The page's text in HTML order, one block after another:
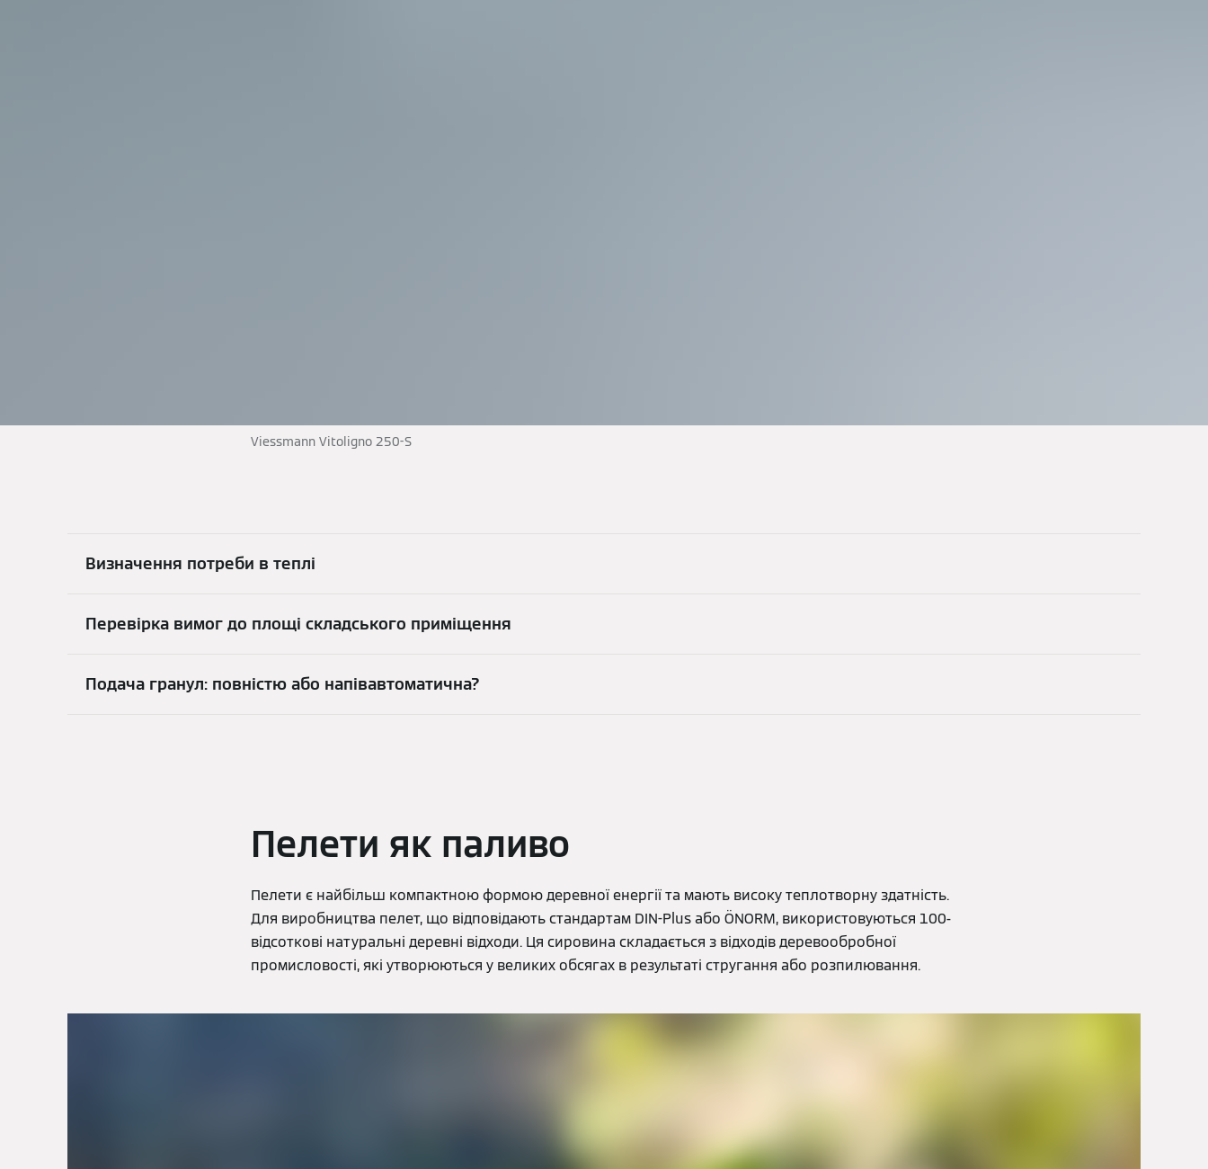
Viessmann Vitoligno 250-S
Визначення потреби в теплі
Перевірка вимог до площі складського приміщення
Подача гранул: повністю або напівавтоматична?
Пелети як паливо
Пелети є найбільш компактною формою деревної енергії та мають високу теплотворну здатність.
Для виробництва пелет, що відповідають стандартам DIN-Plus або ÖNORM, використовуються 100-
відсоткові натуральні деревні відходи. Ця сировина складається з відходів деревообробної
промисловості, які утворюються у великих обсягах в результаті стругання або розпилювання.